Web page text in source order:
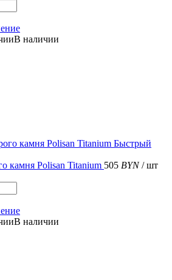
В наличии
Быстрый
камня Polisan Titanium 505 BYN / шт
В наличии